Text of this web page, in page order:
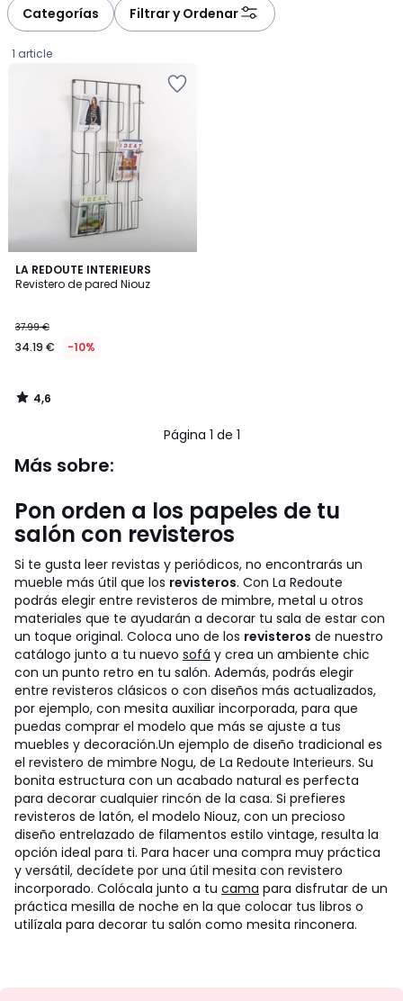
Categorías Filtrar y Ordenar
1 article
LA REDOUTE INTERIEURS
Revistero de pared Niouz
€
en
de
37.99
descuento
aplicado.
37.99 €
34.19 € -10%
4,6
/ 5
4,6
/
Página 1 de 1
Más sobre:
Pon orden a los papeles de tu
salón con revisteros
Si te gusta leer revistas y periódicos, no encontrarás un
mueble más útil que los revisteros. Con La Redoute
podrás elegir entre revisteros de mimbre, metal u otros
materiales que te ayudarán a decorar tu sala de estar con
un toque original. Coloca uno de los revisteros de nuestro
catálogo junto a tu nuevo sofá y crea un ambiente chic
con un punto retro en tu salón. Además, podrás elegir
entre revisteros clásicos o con diseños más actualizados,
por ejemplo, con mesita auxiliar incorporada, para que
puedas comprar el modelo que más se ajuste a tus
muebles y decoración.Un ejemplo de diseño tradicional es
el revistero de mimbre Nogu, de La Redoute Interieurs. Su
bonita estructura con un acabado natural es perfecta
para decorar cualquier rincón de la casa. Si prefieres
revisteros de latón, el modelo Niouz, con un precioso
diseño entrelazado de filamentos estilo vintage, resulta la
opción ideal para ti. Para hacer una compra muy práctica
y versátil, decídete por una útil mesita con revistero
incorporado. Colócala junto a tu cama para disfrutar de un
práctica mesilla de noche en la que colocar tus libros o
utilízala para decorar tu salón como mesita rinconera.